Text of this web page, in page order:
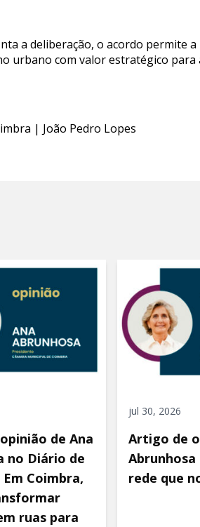
a deliberação, o acordo permite
urbano com valor estratégico para
| João Pedro Lopes
de Ana
no Diário de
Coimbra,
ruas para
jul 30, 2026
Artigo de
rede que